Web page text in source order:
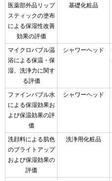
医薬部外品リップ
スティックの塗布
による保湿性改善
効果の評価
基礎化粧品
マイクロバブル温
浴による保温・保
湿、洗浄力に関す
る評価
シャワーヘッド
ファインバブル水
による保湿効果お
よび保温効果の評
価
シャワーヘッド
洗顔料による肌色
のブライトアップ
および保湿効果の
評価
洗浄用化粧品